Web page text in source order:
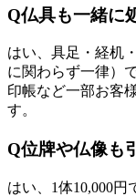
Q仏具も一緒に
はい、具足・経机
に関わらず一律）
印帳など一部お客
す。
Q位牌や仏像も
はい、1体10,000